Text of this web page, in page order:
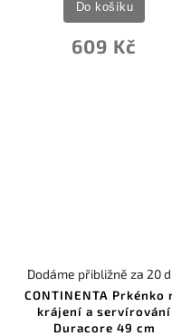
609 Kč
Do košíku
CONTINENTA Prkénko
krájení a servírování
Duracore 49 cm
Dodáme přibližně za 20